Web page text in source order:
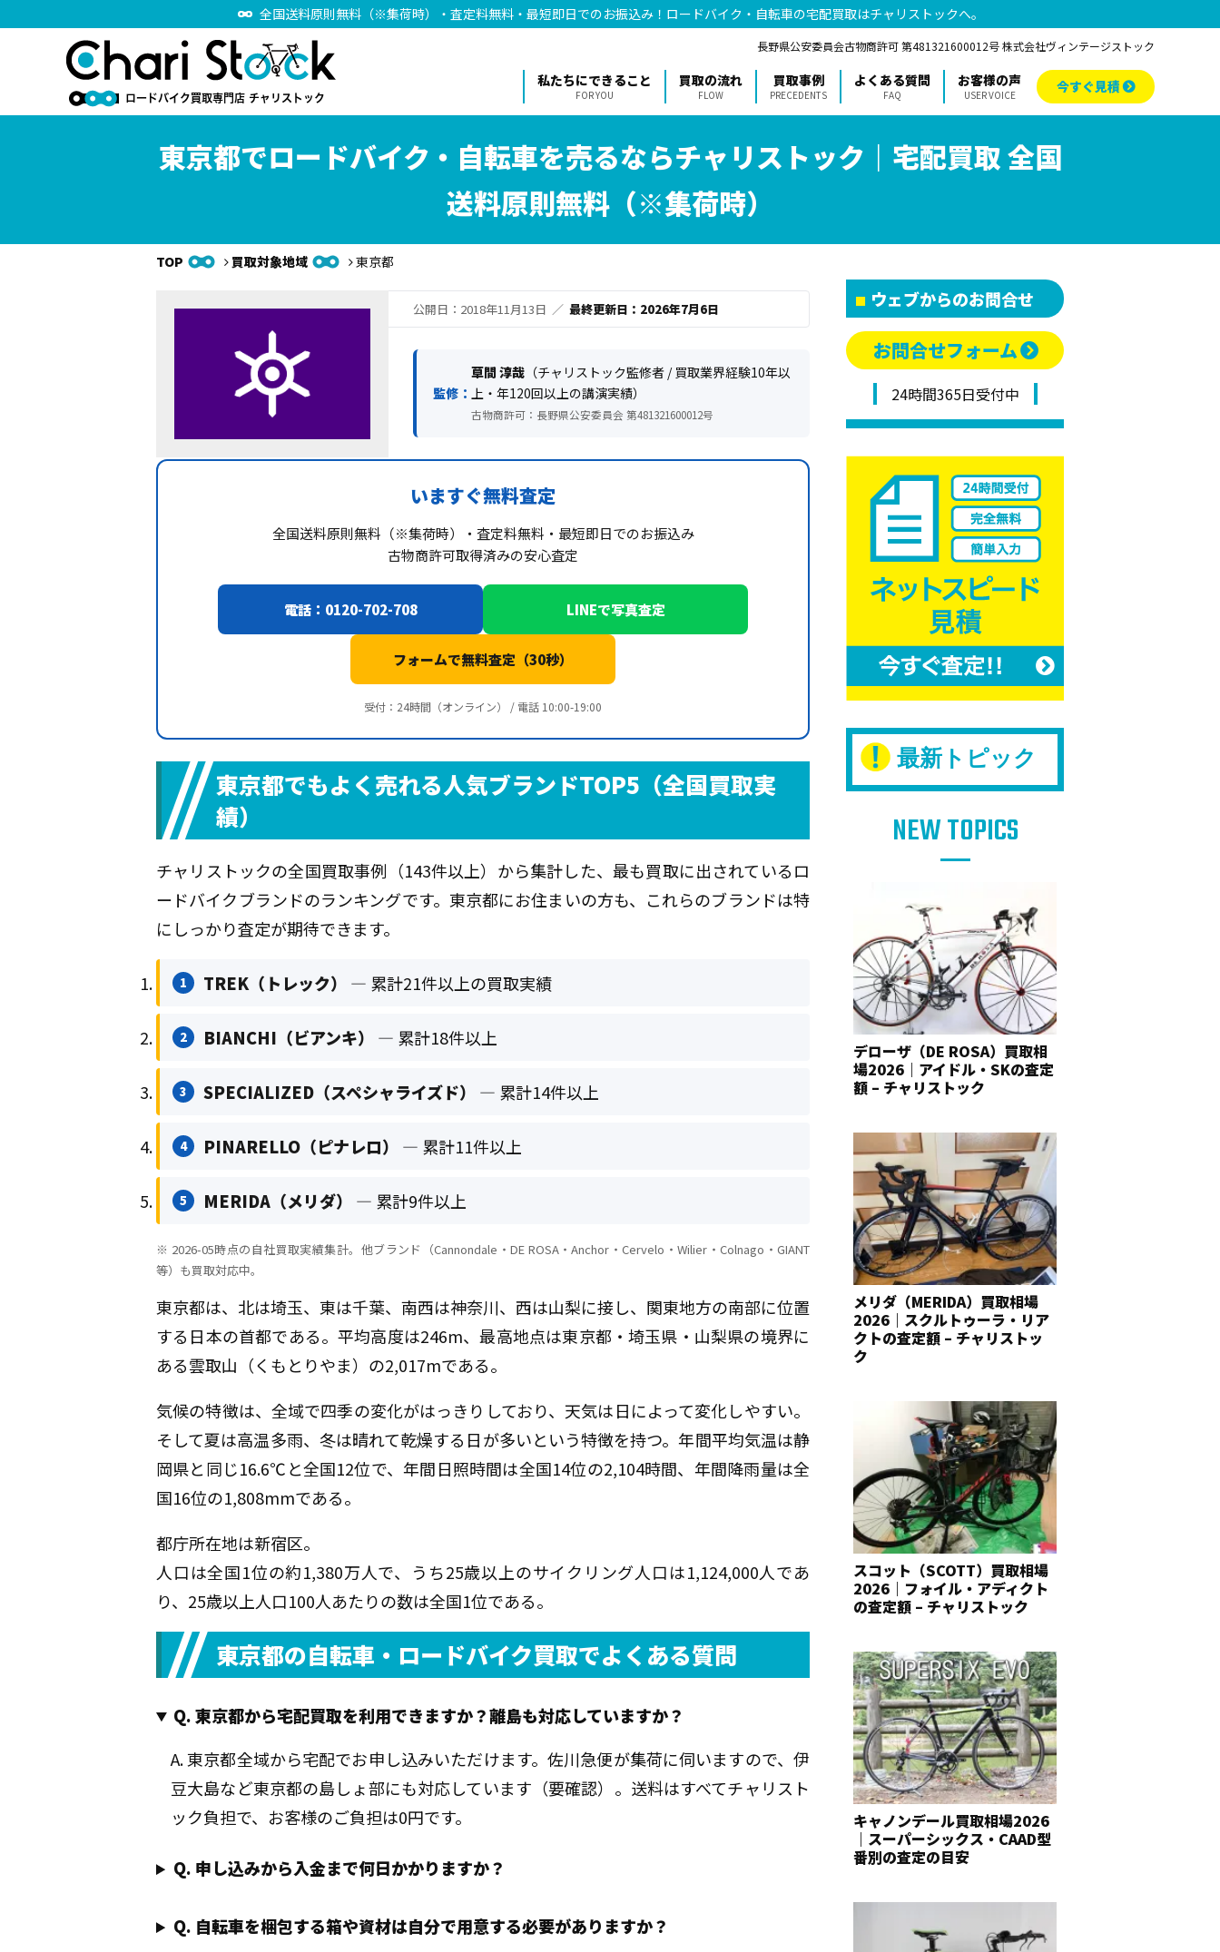
全国送料原則無料（※集荷時）・査定料無料・最短即日でのお振込み！ロードバイク・自転車の宅配買取はチャリストックへ。
長野県公安委員会古物商許可 第481321600012号 株式会社ヴィンテージストック
私たちにできること
FOR YOU
買取の流れ
FLOW
買取事例
PRECEDENTS
よくある質問
FAQ
お客様の声
USER VOICE 今すぐ見積
東京都でロードバイク・自転車を売るならチャリストック｜宅配買取 全国
送料原則無料（※集荷時）
TOP 買取対象地域 東京都
公開日：2018年11月13日 ／ 最終更新日：2026年7月6日
監修：
草間 淳哉 （チャリストック監修者 / 買取業界経験10年以
上・年120回以上の講演実績）
古物商許可：長野県公安委員会 第481321600012号
いますぐ無料査定
全国送料原則無料（※集荷時）・査定料無料・最短即日でのお振込み
古物商許可取得済みの安心査定
電話：0120-702-708 LINEで写真査定
フォームで無料査定（30秒）
受付：24時間（オンライン） / 電話 10:00-19:00
東京都でもよく売れる人気ブランドTOP5（全国買取実
績）
チャリストックの全国買取事例（143件以上）から集計した、最も買取に出されているロ
ードバイクブランドのランキングです。東京都にお住まいの方も、これらのブランドは特
にしっかり査定が期待できます。
1 TREK（トレック） — 累計21件以上の買取実績
2 BIANCHI（ビアンキ） — 累計18件以上
3 SPECIALIZED（スペシャライズド） — 累計14件以上
4 PINARELLO（ピナレロ） — 累計11件以上
5 MERIDA（メリダ） — 累計9件以上
※ 2026-05時点の自社買取実績集計。他ブランド（Cannondale・DE ROSA・Anchor・Cervelo・Wilier・Colnago・GIANT
等）も買取対応中。
東京都は、北は埼玉、東は千葉、南西は神奈川、西は山梨に接し、関東地方の南部に位置
する日本の首都である。平均高度は246m、最高地点は東京都・埼玉県・山梨県の境界に
ある雲取山（くもとりやま）の2,017mである。
気候の特徴は、全域で四季の変化がはっきりしており、天気は日によって変化しやすい。
そして夏は高温多雨、冬は晴れて乾燥する日が多いという特徴を持つ。年間平均気温は静
岡県と同じ16.6℃と全国12位で、年間日照時間は全国14位の2,104時間、年間降雨量は全
国16位の1,808mmである。
都庁所在地は新宿区。
人口は全国1位の約1,380万人で、うち25歳以上のサイクリング人口は1,124,000人であ
り、25歳以上人口100人あたりの数は全国1位である。
東京都の自転車・ロードバイク買取でよくある質問
Q. 東京都から宅配買取を利用できますか？離島も対応していますか？
A. 東京都全域から宅配でお申し込みいただけます。佐川急便が集荷に伺いますので、伊
豆大島など東京都の島しょ部にも対応しています（要確認）。送料はすべてチャリスト
ック負担で、お客様のご負担は0円です。
Q. 申し込みから入金まで何日かかりますか？
Q. 自転車を梱包する箱や資材は自分で用意する必要がありますか？
ウェブからのお問合せ
お問合せフォーム
24時間365日受付中
最新トピック
NEW TOPICS
デローザ（DE ROSA）買取相
場2026｜アイドル・SKの査定
額 – チャリストック
メリダ（MERIDA）買取相場
2026｜スクルトゥーラ・リア
クトの査定額 – チャリストッ
ク
スコット（SCOTT）買取相場
2026｜フォイル・アディクト
の査定額 – チャリストック
キャノンデール買取相場2026
｜スーパーシックス・CAAD型
番別の査定の目安